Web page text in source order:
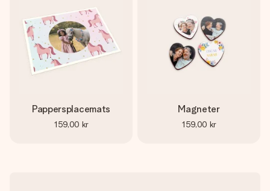
Pappersplacemats
159,00 kr
Magneter
159,00 kr